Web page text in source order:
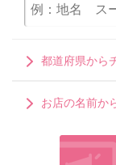
都道府県から
お店の名前か